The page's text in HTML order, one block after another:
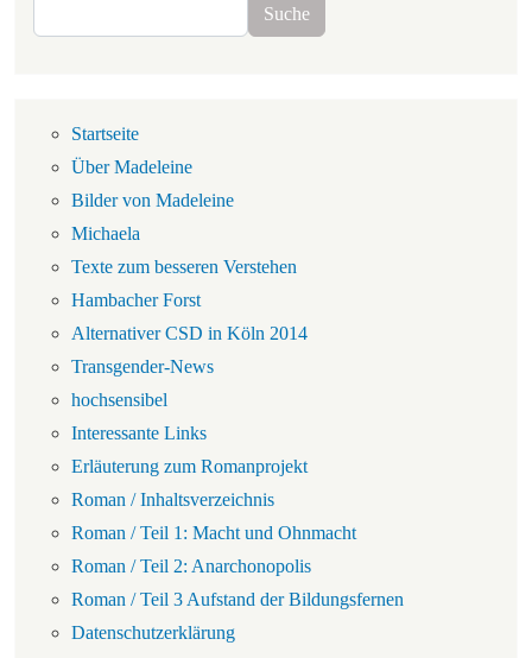
Suche
Navigation
Startseite
Über Madeleine
Bilder von Madeleine
Michaela
Texte zum besseren Verstehen
Hambacher Forst
Alternativer CSD in Köln 2014
Transgender-News
hochsensibel
Interessante Links
Erläuterung zum Romanprojekt
Roman / Inhaltsverzeichnis
Roman / Teil 1: Macht und Ohnmacht
Roman / Teil 2: Anarchonopolis
Roman / Teil 3 Aufstand der Bildungsfernen
Datenschutzerklärung